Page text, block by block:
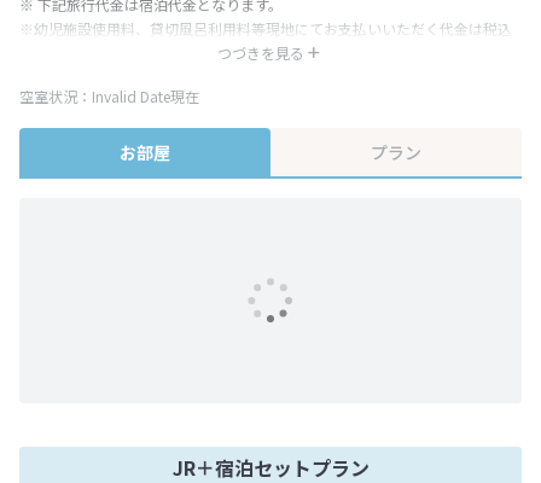
つづきを見る
※ 下記旅行代金は宿泊代金となります。
※幼児施設使用料、貸切風呂利用料等現地にてお支払いいただく代金は税込
み表記となりますが、消費税増税に伴い代金が一部変更となる場合がござい
※表示されている旅行代金・プラン内容は一定時間ごとに更新されます。最
終確認画面でご確認ください。
空室状況：Invalid Date現在
お部屋 プラン
JR＋宿泊セットプラン